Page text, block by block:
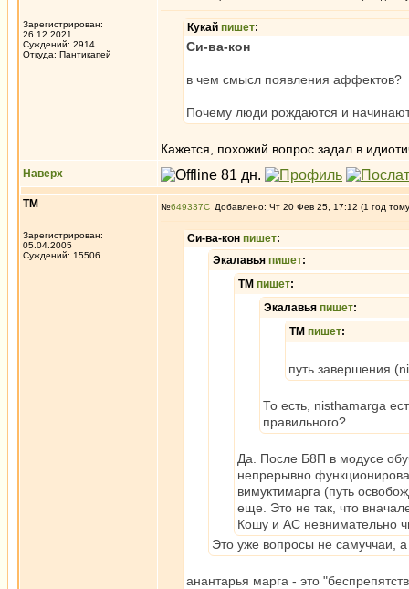
Зарегистрирован:
26.12.2021
Суждений: 2914
Откуда: Пантикапей
Кукай пишет:
Си-ва-кон
в чем смысл появления аффектов?
Почему люди рождаются и
Кажется, похожий вопрос задал в
Наверх
ТМ
Зарегистрирован:
05.04.2005
Суждений: 15506
№649337 Добавлено: Чт 20 Фев 25, 17:12 (1 год
Си-ва-кон пишет:
Экалавья пишет:
ТМ пишет:
Экалавья пишет:
ТМ пишет:
путь завершения
То есть, nisthamarga
правильного?
Да. После Б8П в модусе
непрерывно
вимуктимарга (путь
еще. Это не так, что
Кошу и АС невнимательно
Это уже вопросы не самуччаи,
анантарья марга - это